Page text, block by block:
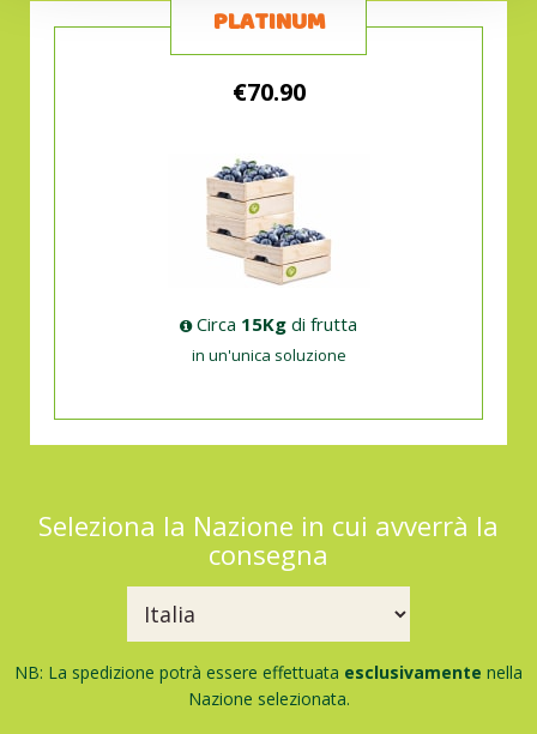
PLATINUM
€70.90
Circa 15Kg di frutta
in un'unica soluzione
Seleziona la Nazione in cui avverrà la
consegna
NB: La spedizione potrà essere effettuata esclusivamente nella
Nazione selezionata.